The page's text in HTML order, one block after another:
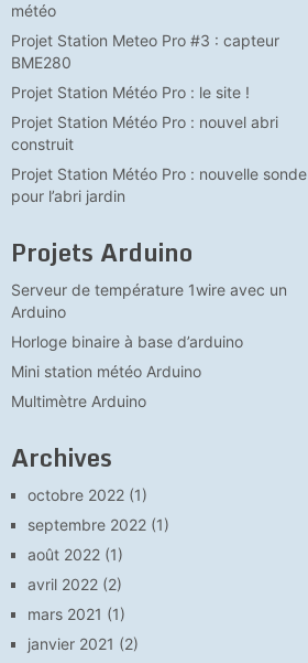
météo
Projet Station Meteo Pro #3 : capteur
BME280
Projet Station Météo Pro : le site !
Projet Station Météo Pro : nouvel abri
construit
Projet Station Météo Pro : nouvelle sonde
pour l’abri jardin
Projets Arduino
Serveur de température 1wire avec un
Arduino
Horloge binaire à base d’arduino
Mini station météo Arduino
Multimètre Arduino
Archives
octobre 2022 (1)
septembre 2022 (1)
août 2022 (1)
avril 2022 (2)
mars 2021 (1)
janvier 2021 (2)